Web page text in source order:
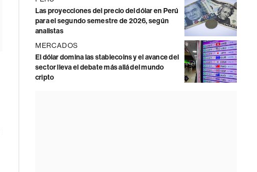
Las proyecciones del precio del dólar en Perú
para el segundo semestre de 2026, según
analistas
MERCADOS
El dólar domina las stablecoins y el avance del
sector lleva el debate más allá del mundo
cripto